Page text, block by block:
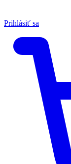
Prihlásiť sa